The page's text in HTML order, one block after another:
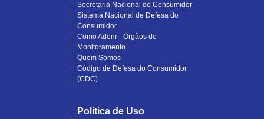
Secretaria Nacional do Consumidor
Sistema Nacional de Defesa do
Consumidor
Como Aderir - Órgãos de
Monitoramento
Quem Somos
Código de Defesa do Consumidor
(CDC)
Política de Uso